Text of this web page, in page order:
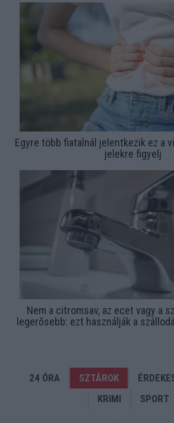
Egyre több fiatalnál jelentkezik ez a
jelekre figyelj
Nem a citromsav, az ecet vagy a
legerősebb: ezt használják a
24 ÓRA SZTÁROK
KRIMI
SPORT